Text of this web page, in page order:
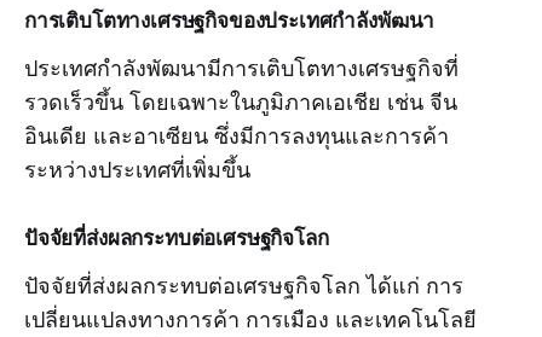
การเติบโตทางเศรษฐกิจของประเทศกำลังพัฒนา
ประเทศกำลังพัฒนามีการเติบโตทางเศรษฐกิจที่
รวดเร็วขึ้น โดยเฉพาะในภูมิภาคเอเชีย เช่น จีน
อินเดีย และอาเซียน ซึ่งมีการลงทุนและการค้า
ระหว่างประเทศที่เพิ่มขึ้น
ปัจจัยที่ส่งผลกระทบต่อเศรษฐกิจโลก
ปัจจัยที่ส่งผลกระทบต่อเศรษฐกิจโลก ได้แก่ การ
เปลี่ยนแปลงทางการค้า การเมือง และเทคโนโลยี